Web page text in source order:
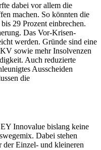
dabei vor allem die
machen. So könnten die
29 Prozent einbrechen.
Das Vor-Krisen-
werden. Gründe sind eine
sowie mehr Insolvenzen
Auch reduzierte
Ausscheiden
die
Innovalue bislang keine
Dabei stehen
Einzel- und kleineren